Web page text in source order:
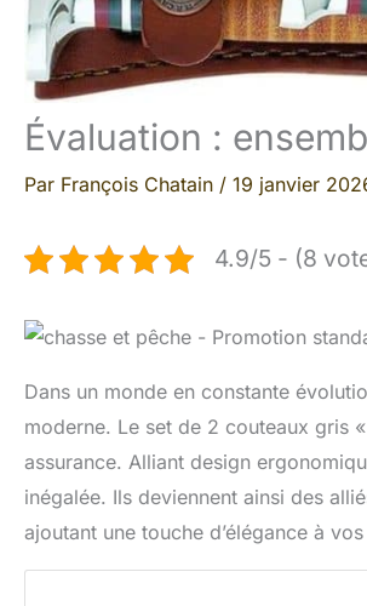
Évaluation :
Par François Chatain / 19 janvier
4.9/5 - (8
Dans un monde en constante
moderne. Le set de 2 couteaux gris
assurance. Alliant design
inégalée. Ils deviennent ainsi des
ajoutant une touche d’élégance à